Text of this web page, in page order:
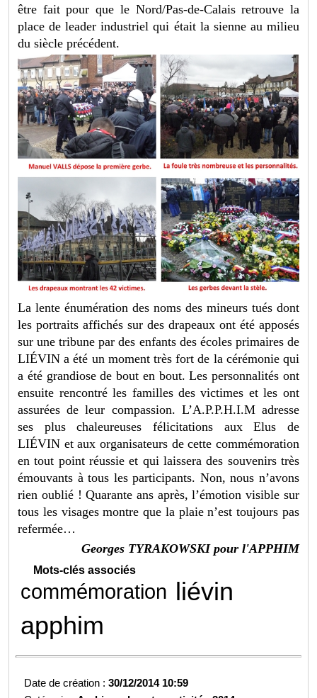
être fait pour que le Nord/Pas-de-Calais retrouve la
place de leader industriel qui était la sienne au milieu
du siècle précédent.
La lente énumération des noms des mineurs tués dont
les portraits affichés sur des drapeaux ont été apposés
sur une tribune par des enfants des écoles primaires de
LIÉVIN a été un moment très fort de la cérémonie qui
a été grandiose de bout en bout. Les personnalités ont
ensuite rencontré les familles des victimes et les ont
assurées de leur compassion. L’A.P.P.H.I.M adresse
ses plus chaleureuses félicitations aux Elus de
LIÉVIN et aux organisateurs de cette commémoration
en tout point réussie et qui laissera des souvenirs très
émouvants à tous les participants. Non, nous n’avons
rien oublié ! Quarante ans après, l’émotion visible sur
tous les visages montre que la plaie n’est toujours pas
refermée…
Georges TYRAKOWSKI pour l'APPHIM
Mots-clés associés
commémoration liévin
apphim
Date de création :30/12/2014 10:59